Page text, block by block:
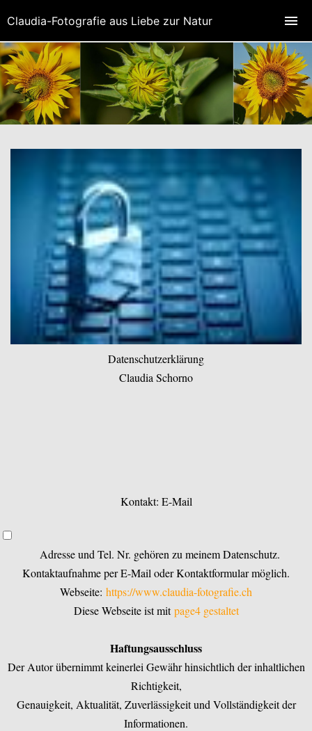
Datenschutzerklärung
Claudia Schorno
Kontakt: E-Mail
Adresse und Tel. Nr. gehören zu meinem Datenschutz.
Kontaktaufnahme per E-Mail oder Kontaktformular möglich.
Webseite: https://www.claudia-fotografie.ch
Diese Webseite ist mit page4 gestaltet
Haftungsausschluss
Der Autor übernimmt keinerlei Gewähr hinsichtlich der inhaltlichen
Richtigkeit,
Genauigkeit, Aktualität, Zuverlässigkeit und Vollständigkeit der
Informationen.
Claudia-Fotografie aus Liebe zur Natur